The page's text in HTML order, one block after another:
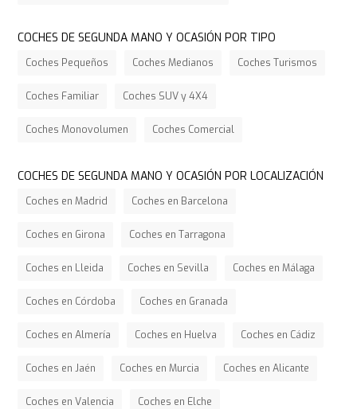
COCHES DE SEGUNDA MANO Y OCASIÓN POR TIPO
Coches Pequeños Coches Medianos Coches Turismos
Coches Familiar Coches SUV y 4X4
Coches Monovolumen Coches Comercial
COCHES DE SEGUNDA MANO Y OCASIÓN POR LOCALIZACIÓN
Coches en Madrid Coches en Barcelona
Coches en Girona Coches en Tarragona
Coches en Lleida Coches en Sevilla Coches en Málaga
Coches en Córdoba Coches en Granada
Coches en Almería Coches en Huelva Coches en Cádiz
Coches en Jaén Coches en Murcia Coches en Alicante
Coches en Valencia Coches en Elche